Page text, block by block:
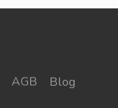
AGB
Blog